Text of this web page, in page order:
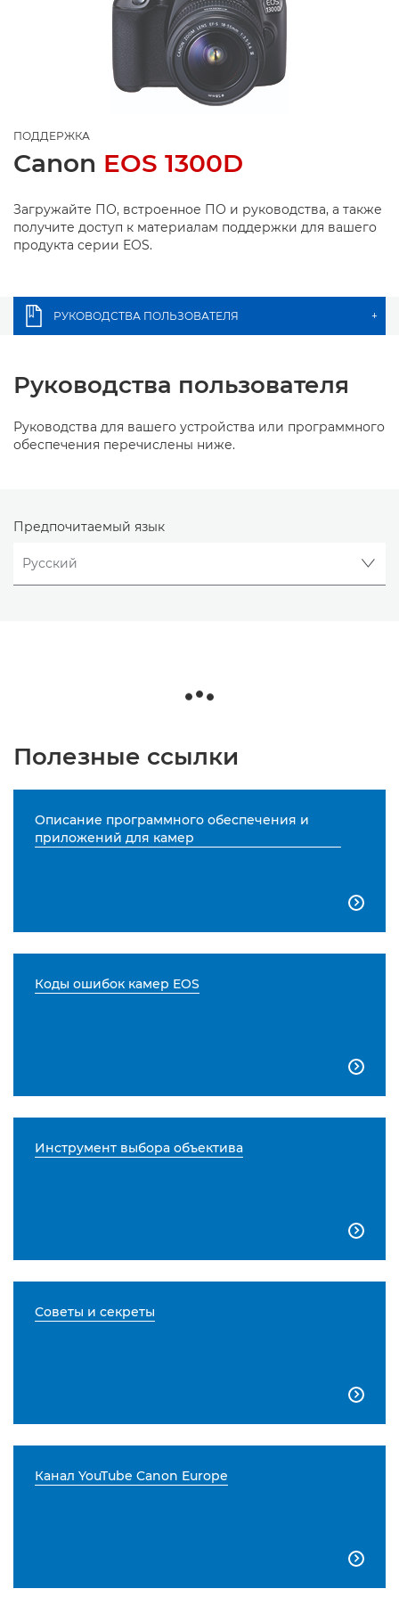
ПОДДЕРЖКА
Canon EOS 1300D
Загружайте ПО, встроенное ПО и руководства, а также
получите доступ к материалам поддержки для вашего
продукта серии EOS.
РУКОВОДСТВА ПОЛЬЗОВАТЕЛЯ +
Руководства пользователя
Руководства для вашего устройства или программного
обеспечения перечислены ниже.
Предпочитаемый язык
Полезные ссылки
Описание программного обеспечения и
приложений для камер

Коды ошибок камер EOS

Инструмент выбора объектива

Советы и секреты

Канал YouTube Canon Europe
